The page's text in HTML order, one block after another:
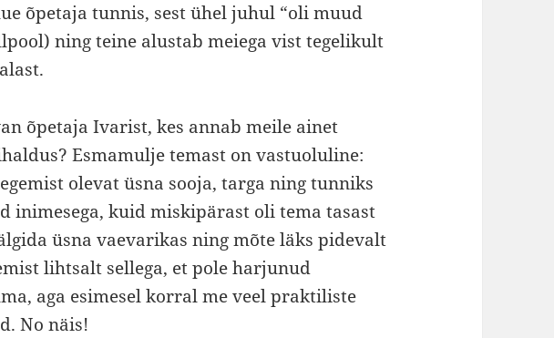
õpetaja tunnis, sest ühel juhul “oli muud
ning teine alustab meiega vist tegelikult
õpetaja Ivarist, kes annab meile ainet
Esmamulje temast on vastuoluline:
olevat üsna sooja, targa ning tunniks
inimesega, kuid miskipärast oli tema tasast
üsna vaevarikas ning mõte läks pidevalt
lihtsalt sellega, et pole harjunud
aga esimesel korral me veel praktiliste
No näis!